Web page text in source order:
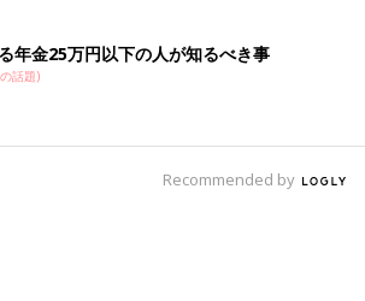
年金25万円以下の人が知るべき事
話題)
Recommended by